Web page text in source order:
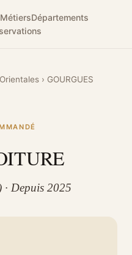
MétiersDépartements
› GOURGUES
Depuis 2025